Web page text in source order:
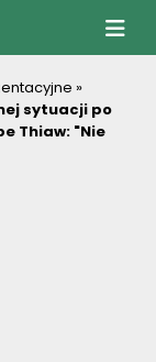
»
sytuacji po
Thiaw: "Nie